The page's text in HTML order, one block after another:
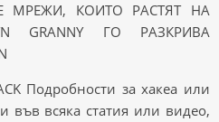
МРЕЖИ, КОИТО РАСТЯТ НА
GRANNY ГО РАЗКРИВА
Подробности за хакеа или
във всяка статия или видео,